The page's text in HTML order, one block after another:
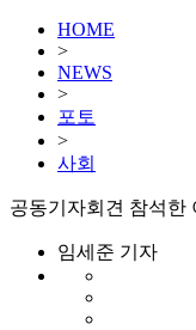
HOME
>
NEWS
>
포토
>
사회
공동기자회견 참석한
임세준 기자